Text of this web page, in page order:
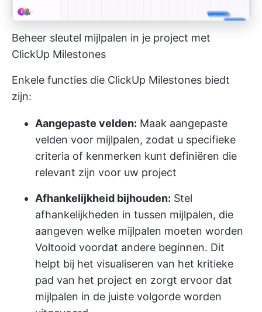
Beheer sleutel mijlpalen in je project met
ClickUp Milestones
Enkele functies die ClickUp Milestones biedt
zijn:
Aangepaste velden: Maak aangepaste
velden voor mijlpalen, zodat u specifieke
criteria of kenmerken kunt definiëren die
relevant zijn voor uw project
Afhankelijkheid bijhouden: Stel
afhankelijkheden in tussen mijlpalen, die
aangeven welke mijlpalen moeten worden
Voltooid voordat andere beginnen. Dit
helpt bij het visualiseren van het kritieke
pad van het project en zorgt ervoor dat
mijlpalen in de juiste volgorde worden